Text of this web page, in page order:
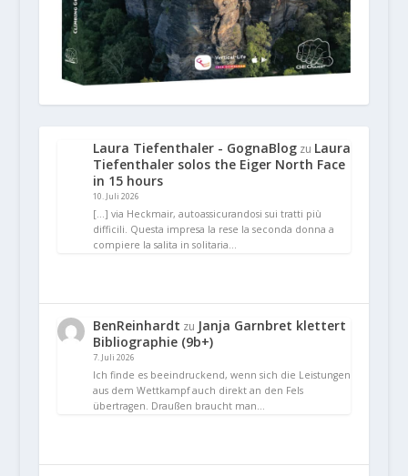
Laura Tiefenthaler - GognaBlogzu Laura
Tiefenthaler solos the Eiger North Face
in 15 hours
10. Juli 2026
[…] via Heckmair, autoassicurandosi sui tratti più
difficili. Questa impresa la rese la seconda donna a
compiere la salita in solitaria…
BenReinhardt zu Janja Garnbret klettert
Bibliographie (9b+)
7. Juli 2026
Ich finde es beeindruckend, wenn sich die Leistungen
aus dem Wettkampf auch direkt an den Fels
übertragen. Draußen braucht man…